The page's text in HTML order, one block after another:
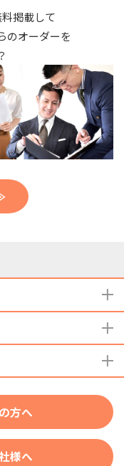
料掲載して
のオーダーを
方へ
様へ